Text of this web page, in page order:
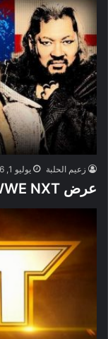
زعيم الحلبة يوليو 1, 2026
عرض WWE NXT الأخير 28-6-2026 كامل